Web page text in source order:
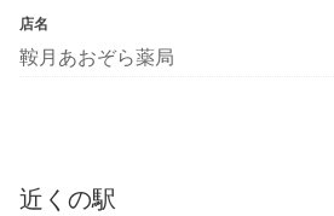
店名
鞍月あおぞら薬局
近くの駅